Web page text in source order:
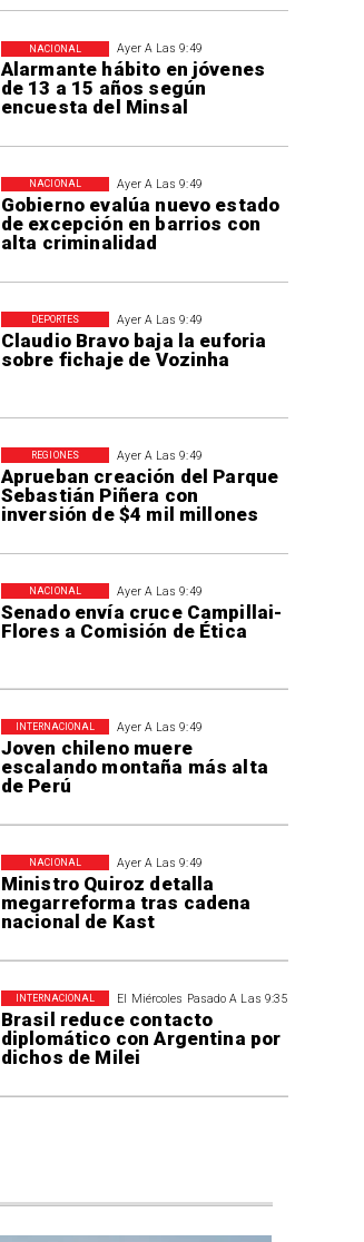
Ayer A Las 9:49
Alarmante hábito en jóvenes
de 13 a 15 años según
encuesta del Minsal
NACIONAL
Ayer A Las 9:49
Gobierno evalúa nuevo estado
de excepción en barrios con
alta criminalidad
NACIONAL
Ayer A Las 9:49
Claudio Bravo baja la euforia
sobre fichaje de Vozinha
DEPORTES
Ayer A Las 9:49
Aprueban creación del Parque
Sebastián Piñera con
inversión de $4 mil millones
REGIONES
Ayer A Las 9:49
Senado envía cruce Campillai-
Flores a Comisión de Ética
NACIONAL
Ayer A Las 9:49
Joven chileno muere
escalando montaña más alta
de Perú
INTERNACIONAL
Ayer A Las 9:49
Ministro Quiroz detalla
megarreforma tras cadena
nacional de Kast
NACIONAL
El Miércoles Pasado A Las 9:35
Brasil reduce contacto
diplomático con Argentina por
dichos de Milei
INTERNACIONAL